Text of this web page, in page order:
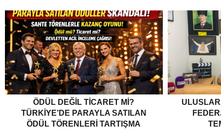
ÖDÜL DEĞIL TICARET MI?
TÜRKIYE’DE PARAYLA SATILAN
ÖDÜL TÖRENLERI TARTIŞMA